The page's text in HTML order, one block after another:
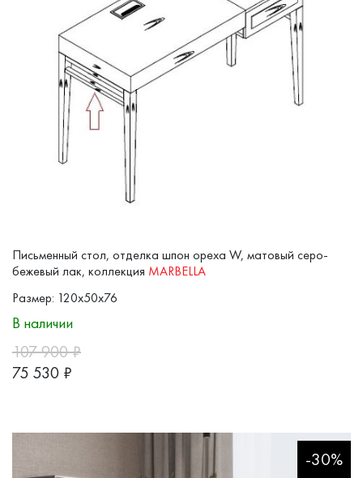
Письменный стол, отделка шпон ореха W, матовый серо-
бежевый лак, коллекция MARBELLA
Размер: 120x50x76
В наличии
107 900₽
75 530 ₽
-30%